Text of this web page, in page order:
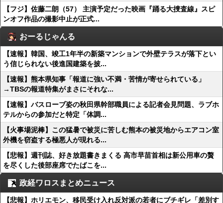
【フジ】佐藤二朗（57） 主演予定だった映画『踊る大捜査線』スピ
ンオフ作品の撮影中止が正式...
おーるじゃんる
【速報】韓国、竣工1年半の新築マンションで外壁テラスが落下とい
う信じられない後進国建築を披...
【速報】熊本県知事「報道に強い不満・苦情が寄せられている」
→TBSの報道特集がまさにそれな...
【速報】バスローブ姿の秋田県幹部職員による記者会見問題、ラブホ
テルからの参加だと特定「体調...
【火事場泥棒】この猛暑で被災に苦しむ熊本の被災地からエアコン室
外機を窃盗する極悪人が現れる...
【悲報】週刊誌、好き放題書きまくる 高市早苗首相は新公用車の贅
を尽くした後部座席でたばこを...
政経ワロスまとめニュース
【悲報】ホリエモン、移民受け入れ反対派の若者にブチギレ「差別す